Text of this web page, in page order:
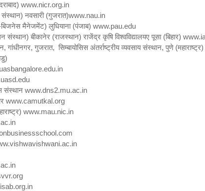
www.nicr.org.in
संस्थान) नवसारी (गुजरात)www.nau.in
मैनेजमेंट) लुधियाना (पंजाब) www.pau.edu
संस्थान) बीकानेर (राजस्थान) राजेंद्र कृषि विश्वविद्यालयए पूसा (बिहार)
, गांधीनगर, गुजरात, सिम्बायोसिस अंतर्राष्ट्रीय व्यवसाय संस्थान, पुणे (महाराष्ट्र)
संस्थान www.dns2.mu.ac.in
www.camutkal.org
www.mau.nic.in
isab.org.in